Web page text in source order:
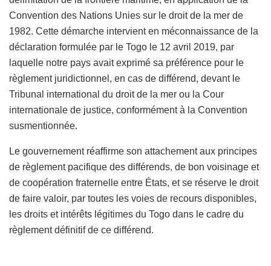
Convention des Nations Unies sur le droit de la mer de
1982. Cette démarche intervient en méconnaissance de la
déclaration formulée par le Togo le 12 avril 2019, par
laquelle notre pays avait exprimé sa préférence pour le
règlement juridictionnel, en cas de différend, devant le
Tribunal international du droit de la mer ou la Cour
internationale de justice, conformément à la Convention
susmentionnée.
Le gouvernement réaffirme son attachement aux principes
de règlement pacifique des différends, de bon voisinage et
de coopération fraternelle entre États, et se réserve le droit
de faire valoir, par toutes les voies de recours disponibles,
les droits et intérêts légitimes du Togo dans le cadre du
règlement définitif de ce différend.